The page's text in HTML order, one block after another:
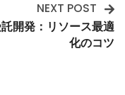
NEXT POST
開発：リソース最適
化のコツ